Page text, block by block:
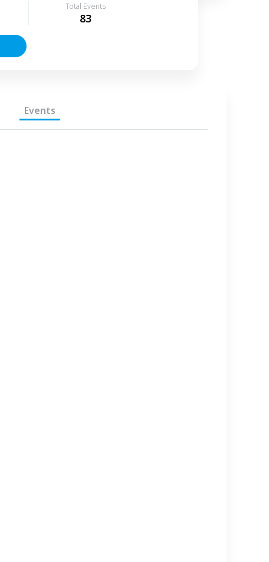
Total Events
83
Events